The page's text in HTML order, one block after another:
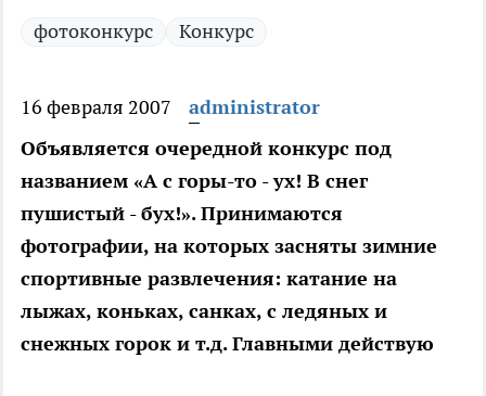
фотоконкурс Конкурс
16 февраля 2007
administrator
Объявляется очередной конкурс под
названием «А с горы-то - ух! В снег
пушистый - бух!». Принимаются
фотографии, на которых засняты зимние
спортивные развлечения: катание на
лыжах, коньках, санках, с ледяных и
снежных горок и т.д. Главными действую